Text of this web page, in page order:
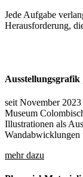
Jede Aufgabe
Herausforderung,
gelungenen
AsMoPLAST
haben wir
für unsere
gefunden..."
Simon
von Miriam
Lösungen
durchdacht.“
gelungen –
gemacht,
arbeiten!"
Marina
Grafiken
anschaulich
Lena
kreativ / hat
zuverlässig
Dr.
und die
ausgerichtet."
Sascha
seit November
Museum
Illustrationen als
Wandabwicklungen
mehr dazu